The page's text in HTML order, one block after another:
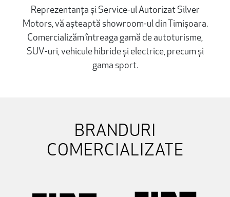
Reprezentanța și Service-ul Autorizat Silver
Motors, vă așteaptă showroom-ul din Timișoara.
Comercializăm întreaga gamă de autoturisme,
SUV-uri, vehicule hibride și electrice, precum și
gama sport.
BRANDURI
COMERCIALIZATE